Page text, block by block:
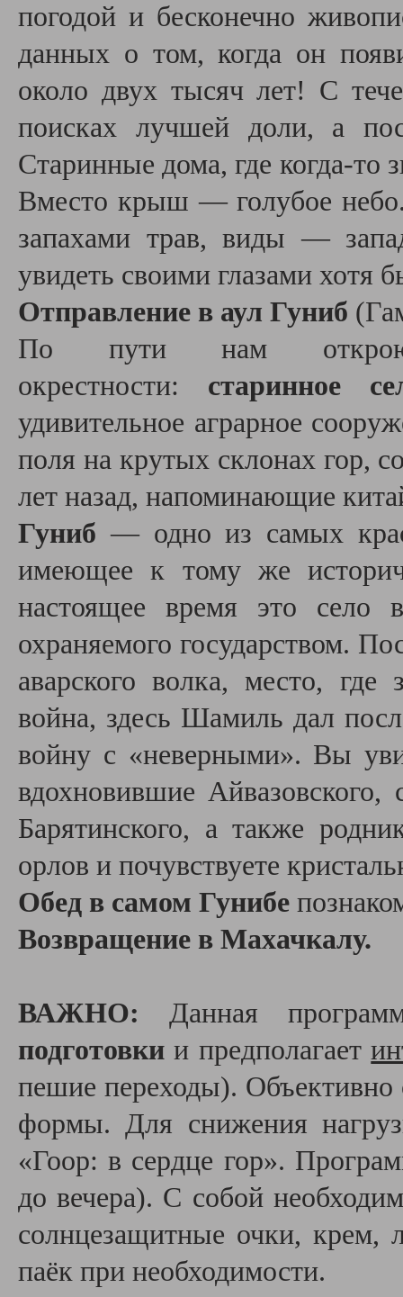
погодой и бесконечно
данных о том, когда он
около двух тысяч лет! С
поисках лучшей доли, а
Старинные дома, где когда-то
Вместо крыш — голубое
запахами трав, виды —
увидеть своими глазами хотя
Отправление в аул Гуниб
По пути нам
окрестности: старинное
удивительное аграрное
поля на крутых склонах гор,
лет назад, напоминающие
Гуниб — одно из самых
имеющее к тому же
настоящее время это село
охраняемого государством.
аварского волка, место, где
война, здесь Шамиль дал
войну с «неверными». Вы
вдохновившие
Барятинского, а также
орлов и почувствуете
Обед в самом Гунибе
Возвращение в Махачкалу.
ВАЖНО: Данная
подготовки и предполагает
пешие переходы). Объективно
формы. Для снижения
«Гоор: в сердце гор».
до вечера). С собой
солнцезащитные очки, крем,
паёк при необходимости.